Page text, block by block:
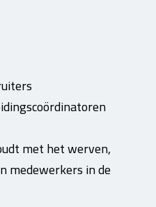
met het werven,
medewerkers in de